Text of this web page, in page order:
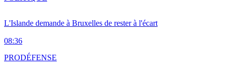
L'Islande demande à Bruxelles de rester à l'écart
08:36
PRODÉFENSE